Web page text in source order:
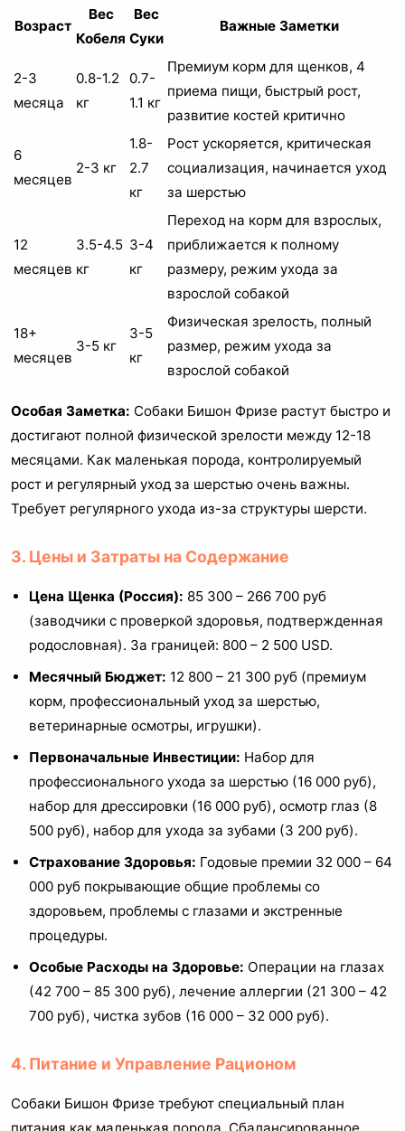
Возраст
Вес
Кобеля
Вес
Суки
Важные Заметки
2-3
месяца
0.8-1.2
кг
0.7-
1.1 кг
Премиум корм для щенков, 4
приема пищи, быстрый рост,
развитие костей критично
6
месяцев
2-3 кг
1.8-
2.7
кг
Рост ускоряется, критическая
социализация, начинается уход
за шерстью
12
месяцев
3.5-4.5
кг
3-4
кг
Переход на корм для взрослых,
приближается к полному
размеру, режим ухода за
взрослой собакой
18+
месяцев
3-5 кг
3-5
кг
Физическая зрелость, полный
размер, режим ухода за
взрослой собакой
Особая Заметка: Собаки Бишон Фризе растут быстро и
достигают полной физической зрелости между 12-18
месяцами. Как маленькая порода, контролируемый
рост и регулярный уход за шерстью очень важны.
Требует регулярного ухода из-за структуры шерсти.
3. Цены и Затраты на Содержание
Цена Щенка (Россия): 85 300 – 266 700 руб
(заводчики с проверкой здоровья, подтвержденная
родословная). За границей: 800 – 2 500 USD.
Месячный Бюджет: 12 800 – 21 300 руб (премиум
корм, профессиональный уход за шерстью,
ветеринарные осмотры, игрушки).
Первоначальные Инвестиции: Набор для
профессионального ухода за шерстью (16 000 руб),
набор для дрессировки (16 000 руб), осмотр глаз (8
500 руб), набор для ухода за зубами (3 200 руб).
Страхование Здоровья: Годовые премии 32 000 – 64
000 руб покрывающие общие проблемы со
здоровьем, проблемы с глазами и экстренные
процедуры.
Особые Расходы на Здоровье: Операции на глазах
(42 700 – 85 300 руб), лечение аллергии (21 300 – 42
700 руб), чистка зубов (16 000 – 32 000 руб).
4. Питание и Управление Рационом
Собаки Бишон Фризе требуют специальный план